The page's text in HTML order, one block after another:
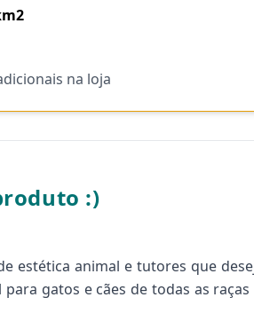
na loja
:)
estética animal e tutores que
gatos e cães de todas as